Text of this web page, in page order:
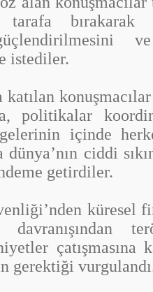
tarafa bırakarak
istediler.
konuşmacılar
politikalar
içinde
ciddi
getirdiler.
küresel
davranışından
çatışmasına
gerektiği